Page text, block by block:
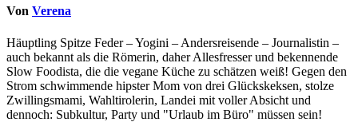
Von Verena
Häuptling Spitze Feder – Yogini – Andersreisende – Journalistin –
auch bekannt als die Römerin, daher Allesfresser und bekennende
Slow Foodista, die die vegane Küche zu schätzen weiß! Gegen den
Strom schwimmende hipster Mom von drei Glückskeksen, stolze
Zwillingsmami, Wahltirolerin, Landei mit voller Absicht und
dennoch: Subkultur, Party und "Urlaub im Büro" müssen sein!